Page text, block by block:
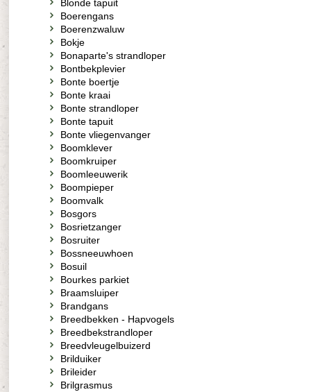
Blonde tapuit
Boerengans
Boerenzwaluw
Bokje
Bonaparte's strandloper
Bontbekplevier
Bonte boertje
Bonte kraai
Bonte strandloper
Bonte tapuit
Bonte vliegenvanger
Boomklever
Boomkruiper
Boomleeuwerik
Boompieper
Boomvalk
Bosgors
Bosrietzanger
Bosruiter
Bossneeuwhoen
Bosuil
Bourkes parkiet
Braamsluiper
Brandgans
Breedbekken - Hapvogels
Breedbekstrandloper
Breedvleugelbuizerd
Brilduiker
Brileider
Brilgrasmus